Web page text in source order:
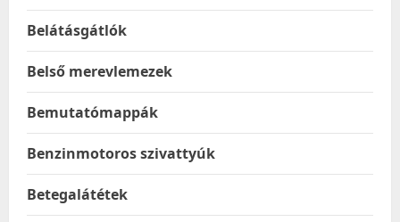
Belátásgátlók
Belső merevlemezek
Bemutatómappák
Benzinmotoros szivattyúk
Betegalátétek